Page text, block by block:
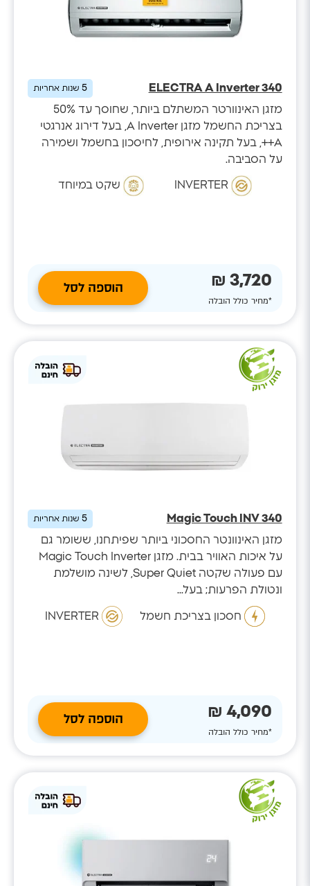
ELECTRA A Inverter 340
5שנות אחריות
מזגן האינוורטר המשתלם ביותר, שחוסך עד 50%
בצריכת החשמל מזגן A Inverter, בעל דירוג אנרגטי
A++, בעל תקינה אירופית, לחיסכון בחשמל ושמירה
על הסביבה.
INVERTER שקט במיוחד
3,720 ₪
*מחיר כולל הובלה
הוספה לסל
Magic Touch INV 340
5שנות אחריות
מזגן האינוונטר החסכוני ביותר שפיתחנו, ששומר גם
על איכות האוויר בבית. מזגן Magic Touch Inverter
עם פעולה שקטה Super Quiet, לשינה מושלמת
ונטולת הפרעות; בעל...
חסכון בצריכת חשמל INVERTER
4,090 ₪
*מחיר כולל הובלה
הוספה לסל